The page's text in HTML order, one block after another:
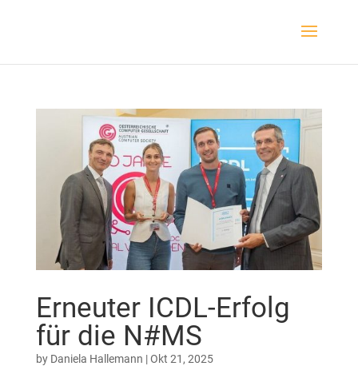
Erneuter ICDL-Erfolg
für die N#MS
by Daniela Hallemann |Okt 21, 2025